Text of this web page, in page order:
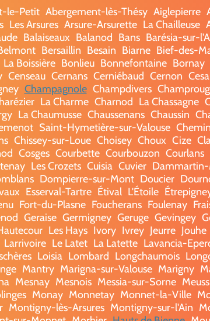
le-Petit Abergement-lès-Thésy Aiglepierre
Les Arsures Arsure-Arsurette La Chailleuse
Balaiseaux Balanod Bans Barésia-sur-
Bersaillin Besain Biarne Bief-des-
La Boissière Bonlieu Bonnefontaine Bornay
Censeau Cernans Cerniébaud Cernon
Champagnole Champdivers
La Charme Charnod La Chassagne
La Chaumusse Chaussenans Chaussin
Saint-Hymetière-sur-Valouse Chemin
Chissey-sur-Loue Choisey Choux Cize
Cosges Courbette Courbouzon Courlans
Les Crozets Cuisia Cuvier
Dompierre-sur-Mont Doucier
Esserval-Tartre Étival L'Étoile
Fort-du-Plasne Foucherans Foulenay
Geraise Germigney Geruge Gevingey
Les Hays Ivory Ivrey Jeurre Jouhe
Larrivoire Le Latet La Latette Lavancia-
Loisia Lombard Longchaumois
Mantry Marigna-sur-Valouse Marigny
Mesnay Mesnois Messia-sur-Sorne
Monay Monnetay Monnet-la-Ville
Montigny-lès-Arsures Montigny-sur-l'Ain